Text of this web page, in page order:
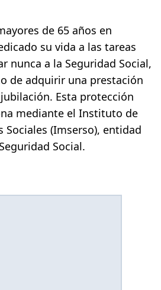
de 65 años en
su vida a las tareas
nunca a la Seguridad Social,
de adquirir una prestación
Esta protección
mediante el Instituto de
Sociales (Imserso), entidad
Social.